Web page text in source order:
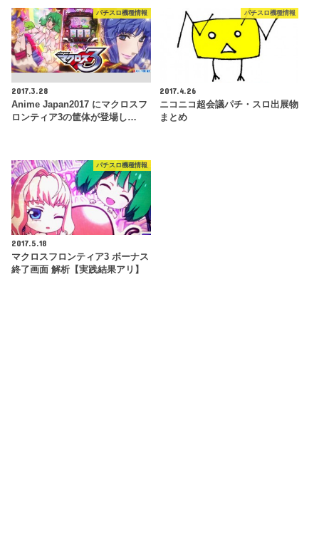
パチスロ機種情報
2017.3.28
Anime Japan2017 にマクロスフ
ロンティア3の筐体が登場し…
パチスロ機種情報
2017.4.26
ニコニコ超会議パチ・スロ出展物
まとめ
パチスロ機種情報
2017.5.18
マクロスフロンティア3 ボーナス
終了画面 解析【実践結果アリ】